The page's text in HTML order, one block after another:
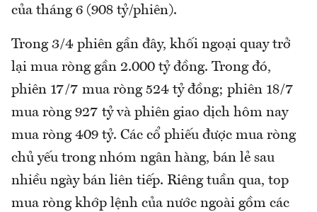
của tháng 6 (908 tỷ/phiên).
Trong 3/4 phiên gần đây, khối ngoại quay trở
lại mua ròng gần 2.000 tỷ đồng. Trong đó,
phiên 17/7 mua ròng 524 tỷ đồng; phiên 18/7
mua ròng 927 tỷ và phiên giao dịch hôm nay
mua ròng 409 tỷ. Các cổ phiếu được mua ròng
chủ yếu trong nhóm ngân hàng, bán lẻ sau
nhiều ngày bán liên tiếp. Riêng tuần qua, top
mua ròng khớp lệnh của nước ngoài gồm các